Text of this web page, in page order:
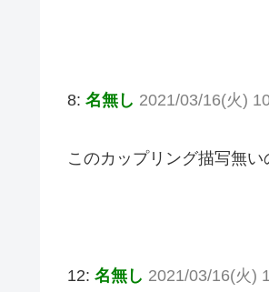
8: 名無し 2021/03/16(火)
このカップリング描写無
12: 名無し 2021/03/16(火)